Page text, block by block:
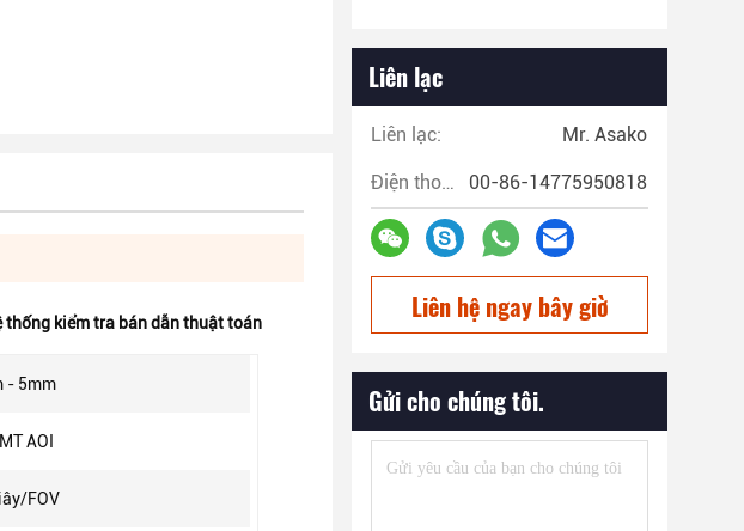
thống kiểm tra bán dẫn thuật toán
- 5mm
AOI
FOV
Liên lạc
Liên lạc: Mr. Asako
Điện thoại: 00-86-14775950818
Liên hệ ngay bây giờ
Gửi cho chúng tôi.